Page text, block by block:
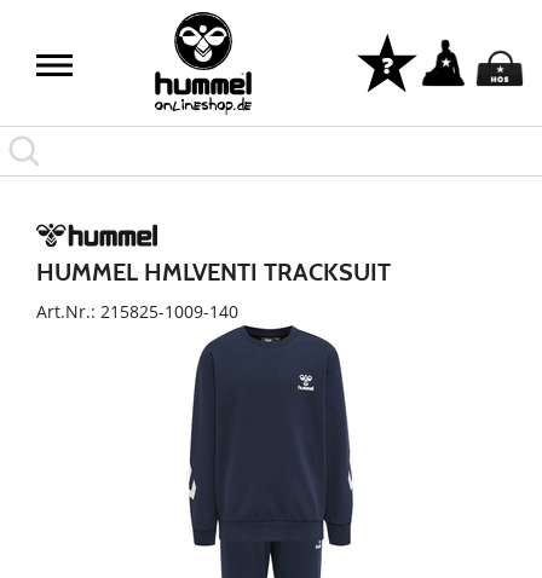
HUMMEL HMLVENTI TRACKSUIT
Art.Nr.: 215825-1009-140